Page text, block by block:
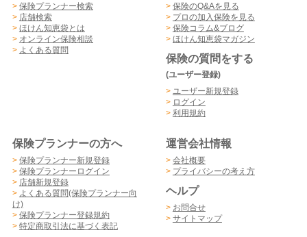
> 保険プランナー検索
> 店舗検索
> ほけん知恵袋とは
> オンライン保険相談
> よくある質問
> 保険のQ&Aを見る
> プロの加入保険を見る
> 保険コラム&ブログ
> ほけん知恵袋マガジン
保険の質問をする
(ユーザー登録)
> ユーザー新規登録
> ログイン
> 利用規約
保険プランナーの方へ
> 保険プランナー新規登録
> 保険プランナーログイン
> 店舗新規登録
> よくある質問(保険プランナー向
け)
> 保険プランナー登録規約
> 特定商取引法に基づく表記
運営会社情報
> 会社概要
> プライバシーの考え方
ヘルプ
> お問合せ
> サイトマップ